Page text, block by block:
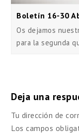
Boletín 16-30
Os dejamos
para la segunda
Deja una
Tu dirección de
Los campos